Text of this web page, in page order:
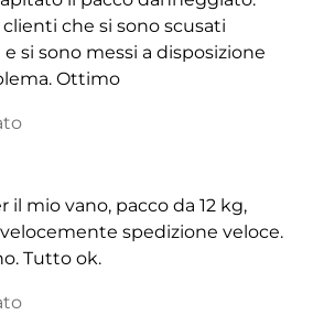
che si sono scusati
si sono messi a disposizione
Ottimo
mio vano, pacco da 12 kg,
spedizione veloce.
Tutto ok.